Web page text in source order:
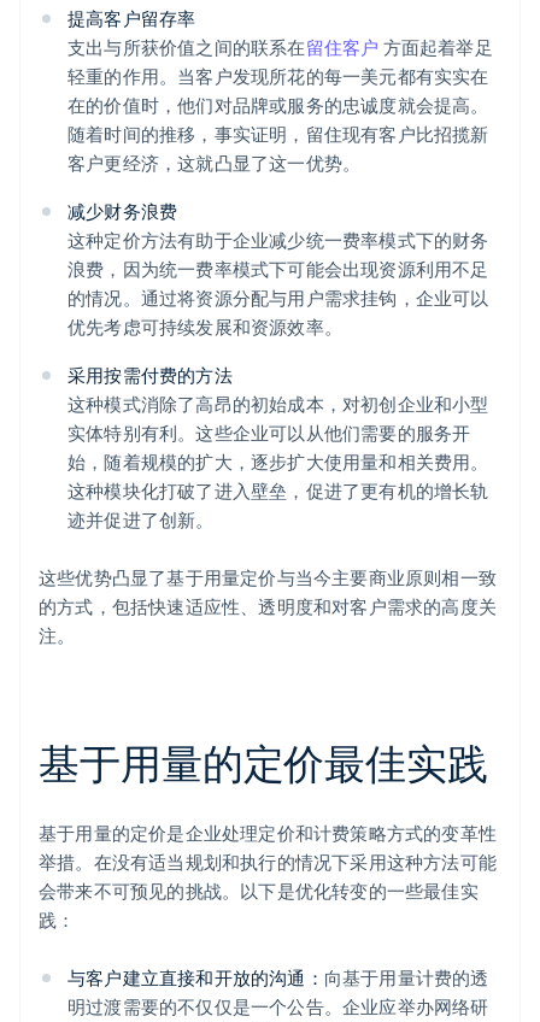
提高客户留存率
支出与所获价值之间的联系在留住客户 方面起着举足
轻重的作用。当客户发现所花的每一美元都有实实在
在的价值时，他们对品牌或服务的忠诚度就会提高。
随着时间的推移，事实证明，留住现有客户比招揽新
客户更经济，这就凸显了这一优势。
减少财务浪费
这种定价方法有助于企业减少统一费率模式下的财务
浪费，因为统一费率模式下可能会出现资源利用不足
的情况。通过将资源分配与用户需求挂钩，企业可以
优先考虑可持续发展和资源效率。
采用按需付费的方法
这种模式消除了高昂的初始成本，对初创企业和小型
实体特别有利。这些企业可以从他们需要的服务开
始，随着规模的扩大，逐步扩大使用量和相关费用。
这种模块化打破了进入壁垒，促进了更有机的增长轨
迹并促进了创新。
这些优势凸显了基于用量定价与当今主要商业原则相一致
的方式，包括快速适应性、透明度和对客户需求的高度关
注。
基于用量的定价最佳实践
基于用量的定价是企业处理定价和计费策略方式的变革性
举措。在没有适当规划和执行的情况下采用这种方法可能
会带来不可预见的挑战。以下是优化转变的一些最佳实
践：
与客户建立直接和开放的沟通： 向基于用量计费的透
明过渡需要的不仅仅是一个公告。企业应举办网络研